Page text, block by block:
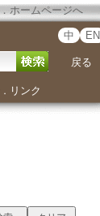
． ホームページへ
中 EN
戻る
． リンク